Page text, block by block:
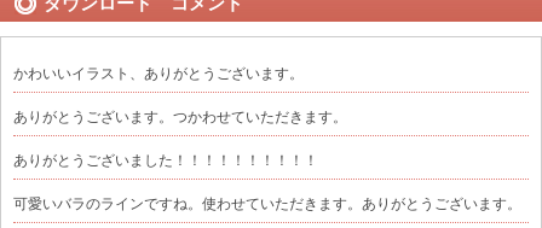
かわいいイラスト、ありがとうございます。
ありがとうございます。つかわせていただきます。
ありがとうございました！！！！！！！！！！
可愛いバラのラインですね。使わせていただきます。ありがとうございます。